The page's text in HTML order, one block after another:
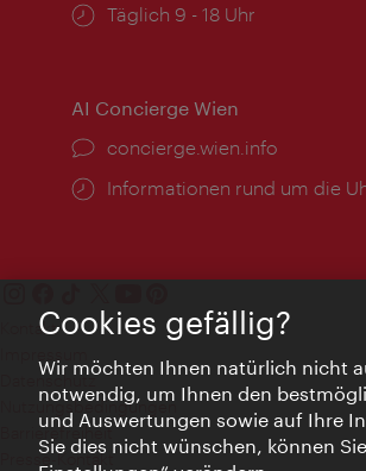
Öffnungszeiten:
Täglich 9 - 18 Uhr
AI Concierge Wien
Ort:
concierge.wien.info
Öffnungszeiten:
Informationen rund um die
Kontakt
Datenschutz
Nutzungsbedingungen
Barrierefreiheit
Presse-Kontakt
Cookies gefällig?
Wir möchten Ihnen natürlich nicht
notwendig, um Ihnen den
und Auswertungen sowie auf Ihre
Sie dies nicht wünschen, können